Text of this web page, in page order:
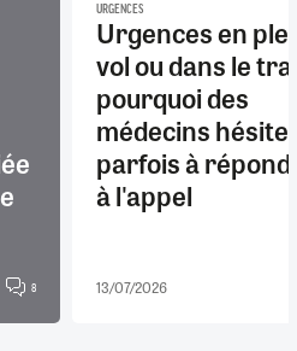
8
URGENCES
Urgences en
vol ou dans le
pourquoi des
médecins
parfois à
à l'appel
13/07/2026